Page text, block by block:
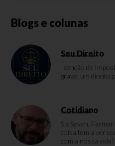
Blogs e colunas
Seu Direito
Isenção de
grave: um direito
Cotidiano
Six Seven,
coisa tem a ver
com a nossa vida?